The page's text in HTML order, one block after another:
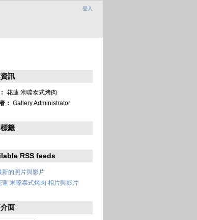
登入
訊
花蓮 米噹泰式烤肉
： Gallery Administrator
籤
RSS feeds
新的照片與影片
蓮 米噹泰式烤肉 相片與影片
面